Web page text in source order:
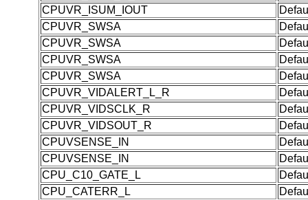
CPUVR_ISUM_IOUT
CPUVR_SWSA
CPUVR_SWSA
CPUVR_SWSA
CPUVR_SWSA
CPUVR_VIDALERT_L_R
CPUVR_VIDSCLK_R
CPUVR_VIDSOUT_R
CPUVSENSE_IN
CPUVSENSE_IN
CPU_C10_GATE_L
CPU_CATERR_L